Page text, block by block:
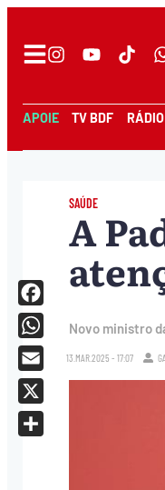
APOIE TV BDF
SAÚDE
A
Novo ministro
13.MAR.2025 - 17:07
Facebook
WhatsApp
Email
X